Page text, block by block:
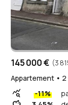
145 000 € (3
Appartement • 2
query_stats -11%